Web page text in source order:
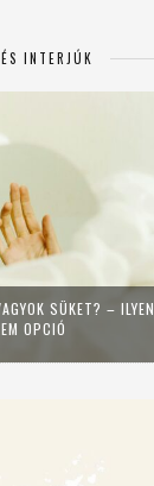
INTERJÚK
SÜKET? – ILYEN,
OPCIÓ